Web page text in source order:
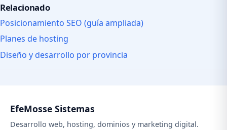
Relacionado
Posicionamiento SEO (guía ampliada)
Planes de hosting
Diseño y desarrollo por provincia
EfeMosse Sistemas
Desarrollo web, hosting, dominios y marketing digital.